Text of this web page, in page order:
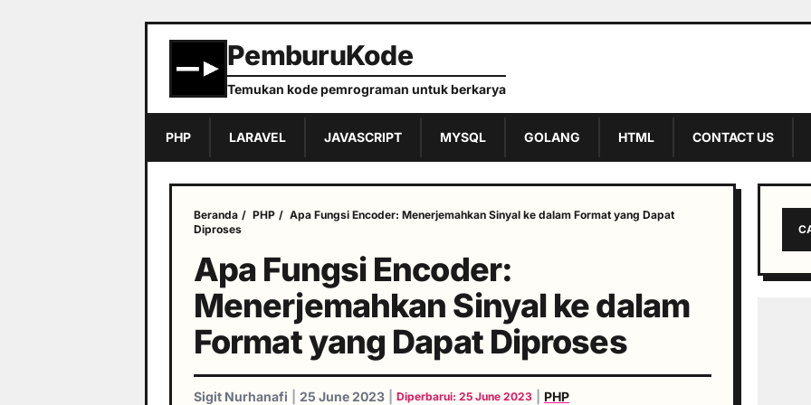
PemburuKode
Temukan kode pemrograman untuk berkarya
PHP LARAVEL JAVASCRIPT MYSQL GOLANG HTML CONTACT US
Beranda / PHP / Apa Fungsi Encoder: Menerjemahkan Sinyal ke dalam Format yang Dapat
Diproses
Apa Fungsi Encoder:
Menerjemahkan Sinyal ke dalam
Format yang Dapat Diproses
Sigit Nurhanafi 25 June 2023 Diperbarui: 25 June 2023 PHP